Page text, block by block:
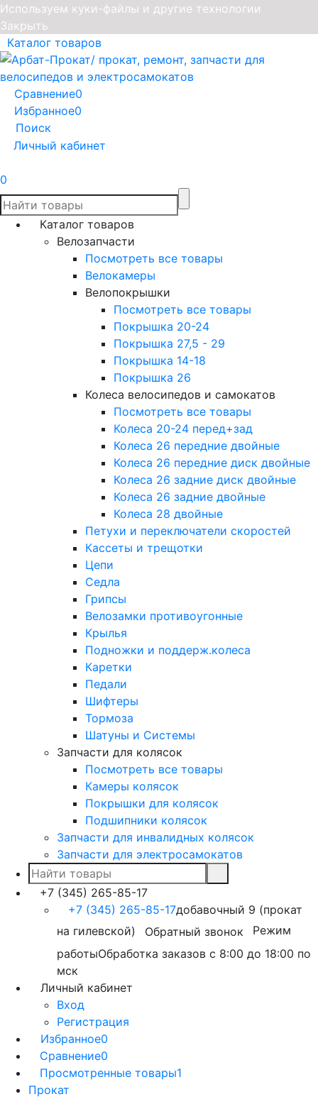
Используем куки-файлы и другие технологии
Закрыть
Каталог товаров
Сравнение0
Избранное0
Поиск
Личный кабинет
0
Каталог товаров
Велозапчасти
Посмотреть все товары
Велокамеры
Велопокрышки
Посмотреть все товары
Покрышка 20-24
Покрышка 27,5 - 29
Покрышка 14-18
Покрышка 26
Колеса велосипедов и самокатов
Посмотреть все товары
Колеса 20-24 перед+зад
Колеса 26 передние двойные
Колеса 26 передние диск двойные
Колеса 26 задние диск двойные
Колеса 26 задние двойные
Колеса 28 двойные
Петухи и переключатели скоростей
Кассеты и трещотки
Цепи
Седла
Грипсы
Велозамки противоугонные
Крылья
Подножки и поддерж.колеса
Каретки
Педали
Шифтеры
Тормоза
Шатуны и Системы
Запчасти для колясок
Посмотреть все товары
Камеры колясок
Покрышки для колясок
Подшипники колясок
Запчасти для инвалидных колясок
Запчасти для электросамокатов
+7 (345) 265-85-17
+7 (345) 265-85-17добавочный 9 (прокат
на гилевской)
Обратный звонок
Режим
работыОбработка заказов с 8:00 до 18:00 по
мск
Личный кабинет
Вход
Регистрация
Избранное0
Сравнение0
Просмотренные товары1
Прокат